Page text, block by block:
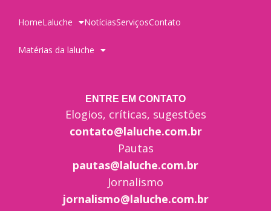
HomeLaluche NotíciasServiçosContato
Matérias da laluche
ENTRE EM CONTATO
Elogios, críticas, sugestões
contato@laluche.com.br
Pautas
pautas@laluche.com.br
Jornalismo
jornalismo@laluche.com.br